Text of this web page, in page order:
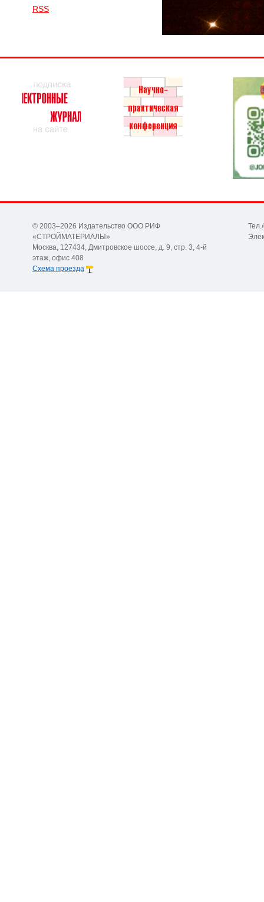
RSS
© 2003–2026 Издательство ООО РИФ
«СТРОЙМАТЕРИАЛЫ»
Москва, 127434, Дмитровское шоссе, д. 9, стр. 3, 4-й
этаж, офис 408
Схема проезда